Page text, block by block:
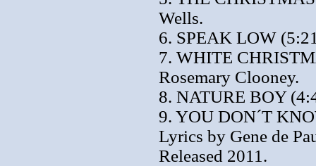
Wells.
6. SPEAK LOW
7. WHITE
Rosemary Clooney.
8. NATURE BOY
9. YOU DON´T
Lyrics by Gene de
Released 2011.